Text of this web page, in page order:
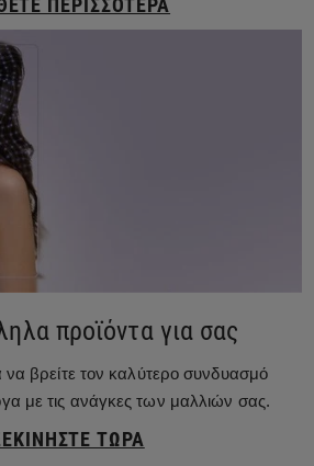
ΠΕΡΙΣΣΌΤΕΡΑ
προϊόντα για σας
να βρείτε τον καλύτερο συνδυασμό
με τις ανάγκες των μαλλιών σας.
ΤΏΡΑ